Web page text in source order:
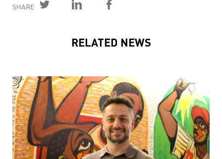
SHARE
RELATED NEWS